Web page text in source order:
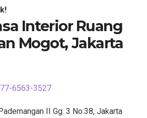
Interior Ruang
Mogot, Jakarta
6563-3527
II Gg. 3 No.38, Jakarta